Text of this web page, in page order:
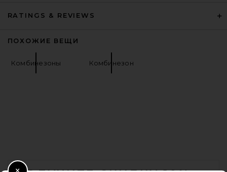
RATINGS & REVIEWS
ПОХОЖИЕ ВЕЩИ
Комбинезоны Комбинезон
FOOTER